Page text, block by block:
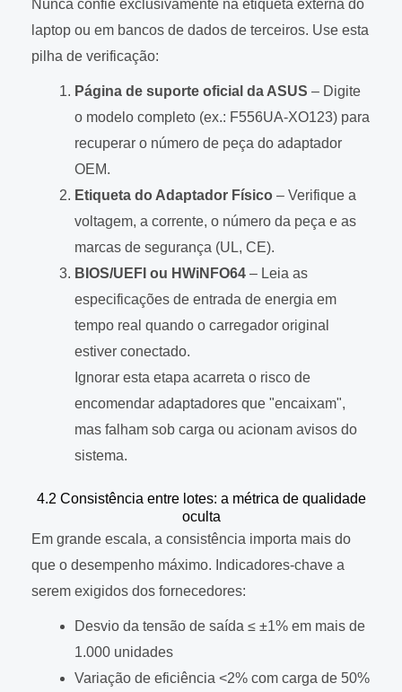
Nunca confie exclusivamente na etiqueta externa do
laptop ou em bancos de dados de terceiros. Use esta
pilha de verificação:
Página de suporte oficial da ASUS – Digite
o modelo completo (ex.: F556UA-XO123) para
recuperar o número de peça do adaptador
OEM.
Etiqueta do Adaptador Físico – Verifique a
voltagem, a corrente, o número da peça e as
marcas de segurança (UL, CE).
BIOS/UEFI ou HWiNFO64 – Leia as
especificações de entrada de energia em
tempo real quando o carregador original
estiver conectado.
Ignorar esta etapa acarreta o risco de
encomendar adaptadores que "encaixam",
mas falham sob carga ou acionam avisos do
sistema.
4.2 Consistência entre lotes: a métrica de qualidade
oculta
Em grande escala, a consistência importa mais do
que o desempenho máximo. Indicadores-chave a
serem exigidos dos fornecedores:
Desvio da tensão de saída ≤ ±1% em mais de
1.000 unidades
Variação de eficiência <2% com carga de 50%